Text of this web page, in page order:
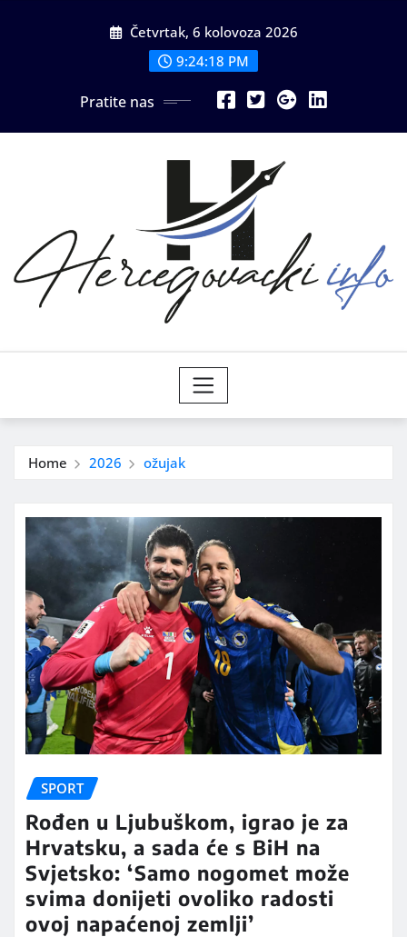
Četvrtak, 6 kolovoza 2026
9:24:20 PM
Pratite nas
Home 2026 ožujak
SPORT
Rođen u Ljubuškom, igrao je za
Hrvatsku, a sada će s BiH na
Svjetsko: ‘Samo nogomet može
svima donijeti ovoliko radosti
ovoj napaćenoj zemlji’